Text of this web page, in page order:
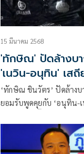
15 มีนาคม 2568
'ทักษิณ' ปัดล้างบา
'เนวิน-อนุทิน' เส
‘ทักษิณ ชินวัตร’ ปัดล้างบ
ยอมรับพูดคุยกับ ‘อนุทิน-
รัฐบาลยังคงมั่นคงดี ไม่มี